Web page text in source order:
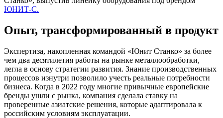
ЮНИТ-С.
Опыт, трансформированный в продукт
Экспертиза, накопленная командой «Юнит Станко» за более
чем два десятилетия работы на рынке металлообработки,
легла в основу стратегии развития. Знание производственных
процессов изнутри позволило учесть реальные потребности
бизнеса. Когда в 2022 году многие привычные европейские
бренды ушли с рынка, компания сделала ставку на
проверенные азиатские решения, которые адаптировала к
российским условиям эксплуатации.